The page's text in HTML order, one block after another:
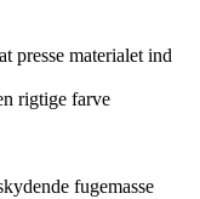
presse materialet ind
rigtige farve
fugemasse